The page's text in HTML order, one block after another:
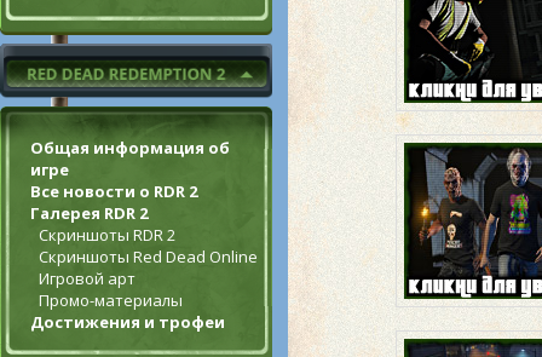
Общая информация об
игре
Все новости о RDR 2
Галерея RDR 2
Скриншоты RDR 2
Скриншоты Red Dead Online
Игровой арт
Промо-материалы
Достижения и трофеи